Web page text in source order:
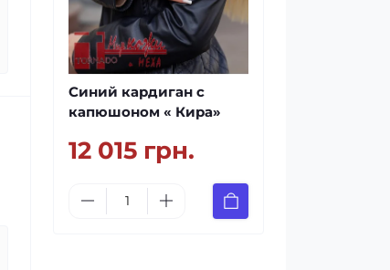
Синий кардиган с
капюшоном « Кира»
12 015 грн.